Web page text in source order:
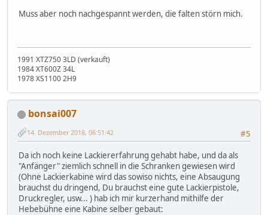
Muss aber noch nachgespannt werden, die falten störn mich.
1991 XTZ750 3LD (verkauft)
1984 XT600Z 34L
1978 XS1100 2H9
bonsai007
#5
14. Dezember 2018, 06:51:42
Da ich noch keine Lackiererfahrung gehabt habe, und da als
"Anfänger" ziemlich schnell in die Schranken gewiesen wird
(Ohne Lackierkabine wird das sowiso nichts, eine Absaugung
brauchst du dringend, Du brauchst eine gute Lackierpistole,
Druckregler, usw... ) hab ich mir kurzerhand mithilfe der
Hebebühne eine Kabine selber gebaut: